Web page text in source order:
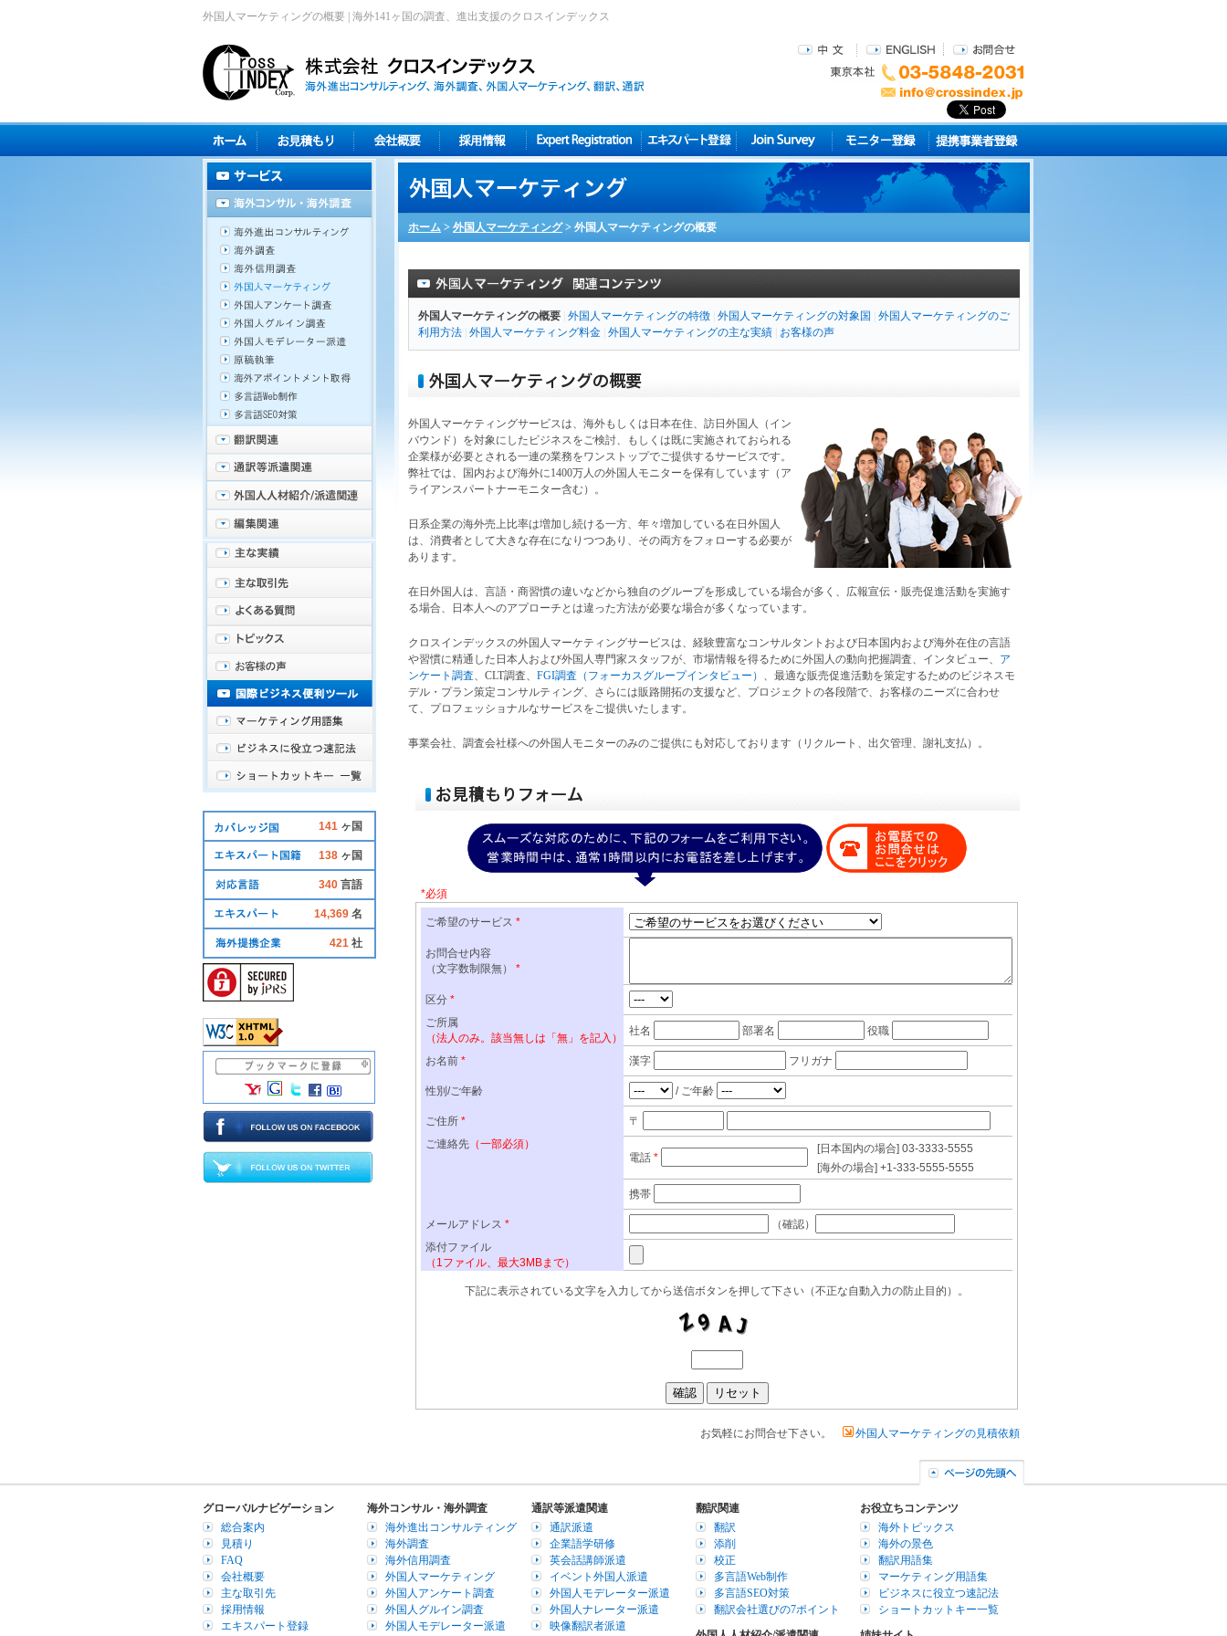
外国人マーケティングの概要 | 海外141ヶ国の調査、進出支援のクロスインデックス
ホーム > 外国人マーケティング> 外国人マーケティングの概要
外国人マーケティングの概要 外国人マーケティングの特徴 外国人マーケティングの対象国
外国人マーケティングのご
利用方法 外国人マーケティング料金 外国人マーケティングの主な実績 お客様の声
外国人マーケティングサービスは、海外もしくは日本在住、 訪日外国人
（イン
バウンド）を対象にしたビジネスをご検討、もしくは既に実施されておられる
企業様が必要とされる一連の業務をワンストップでご提供するサービスです。
弊社では、国内および海外に1400万人の外国人モニターを保有しています（ア
ライアンスパートナーモニター含む）。
日系企業の海外売上比率は増加し続ける一方、年々増加している在日外国人
は、消費者として大きな存在になりつつあり、その両方をフォローする必要が
あります。
在日外国人は、言語・商習慣の違いなどから独自のグループを形成している場合が多く、広報宣伝・販売促進活動を実施す
る場合、日本人へのアプローチとは違った方法が必要な場合が多くなっています。
クロスインデックスの外国人マーケティングサービスは、経験豊富なコンサルタント および日本国内および海外在住の言語
や習慣に精通した日本人および外国人専門家スタッフが、市場情報を得るために外国人の動向把握調査、 インタビュー、 ア
ンケート調査、 CLT調査、 FGI調査（フォーカスグループインタビュー） 、最適な販売促進活動を策定するためのビジネスモ
デル・プラン策定コンサルティング、さらには販路開拓の支援など、プロジェクトの各段階で、お客様のニーズに合わせ
て、 プロフェッショナルなサービスをご提供いたします。
事業会社、調査会社様への外国人モニターのみのご提供にも対応しております（リクルート、出欠管理、謝礼支払）。
お気軽にお問合せ下さい。 外国人マーケティングの見積依頼
141 ヶ国
138 ヶ国
340 言語
14,369 名
421 社
グローバルナビゲーション
総合案内
見積り
FAQ
会社概要
主な取引先
採用情報
エキスパート登録
海外コンサル・海外調査
海外進出コンサルティング
海外調査
海外信用調査
外国人マーケティング
外国人アンケート調査
外国人グルイン調査
外国人モデレーター派遣
通訳等派遣関連
通訳派遣
企業語学研修
英会話講師派遣
イベント外国人派遣
外国人モデレーター派遣
外国人ナレーター派遣
映像翻訳者派遣
翻訳関連
翻訳
添削
校正
多言語Web制作
多言語SEO対策
翻訳会社選びの7ポイント
お役立ちコンテンツ
海外トピックス
海外の景色
翻訳用語集
マーケティング用語集
ビジネスに役立つ速記法
ショートカットキー一覧